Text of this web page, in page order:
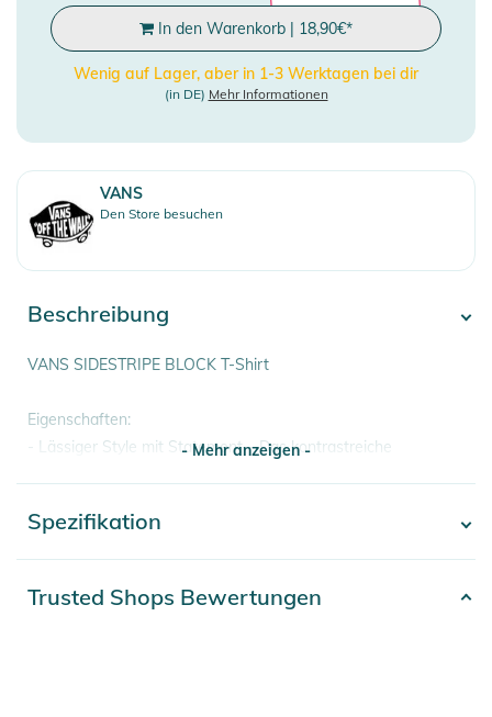
In den Warenkorb | 18,90€*
Wenig auf Lager, aber in 1-3 Werktagen bei dir
(in DE) Mehr Informationen
VANS
Den Store besuchen
Beschreibung
VANS SIDESTRIPE BLOCK T-Shirt
Eigenschaften:
- Lässiger Style mit Statement – Das kontrastreiche
- Angenehmer Tragekomfort – Aus weicher Baumwolle
gefertigt für ein bequemes Gefühl den ganzen Tag.
dieses T-Shirt passt zu jedem urbanen Look.
- Mehr anzeigen -
Spezifikation
Trusted Shops Bewertungen